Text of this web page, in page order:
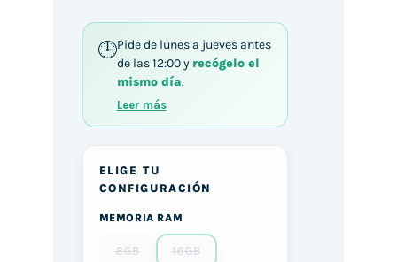
Pide de lunes a jueves antes
de las 12:00 y recógelo el
mismo día.
Leer más
ELIGE TU
CONFIGURACIÓN
MEMORIA RAM
8GB 16GB